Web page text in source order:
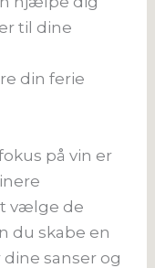
til dine
din ferie
på vin er
vælge de
du skabe en
sanser og